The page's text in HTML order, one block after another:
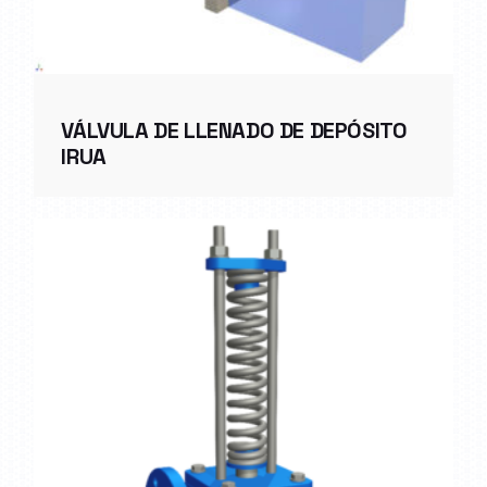
VÁLVULA DE LLENADO DE DEPÓSITO
IRUA